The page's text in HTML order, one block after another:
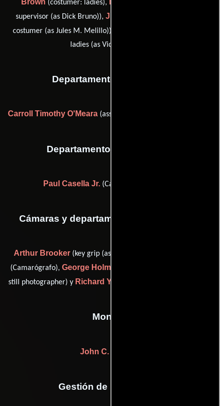
Brown (costumer: ladies),
supervisor (as Dick Bruno)), Jules Melillo
costumer (as Jules M. Melillo)) y
ladies (as Vicki Sanchez))
Departamento de editorial
Carroll Timothy O'Meara (assistant editor (as Tim O'Meara))
Departamento de transporte
Paul Casella Jr. (Capitán de transporte)
Cámaras y departamento de electricidad
Arthur Brooker(key grip (as Art Booker)),
(Camarógrafo), George Holmes
still photographer) y Richard Yuricich
Montaje
John C. Howard
Gestión de producción